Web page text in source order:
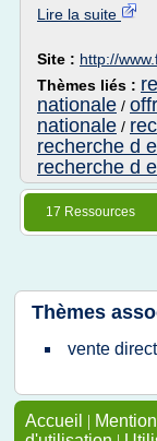
Lire la suite
Site : http://
Thèmes liés :
nationale /
nationale /
recherche d
recherche d
17 Ressources
Thèmes
vente
Accueil |